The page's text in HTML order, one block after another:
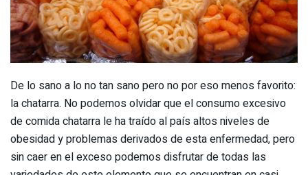
De lo sano a lo no tan sano pero no por eso menos favorito:
la chatarra. No podemos olvidar que el consumo excesivo
de comida chatarra le ha traído al país altos niveles de
obesidad y problemas derivados de esta enfermedad, pero
sin caer en el exceso podemos disfrutar de todas las